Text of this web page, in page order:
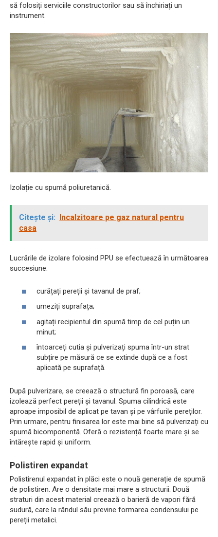
să folosiți serviciile constructorilor sau să închiriați un
instrument.
Izolație cu spumă poliuretanică.
Citește și: Incalzitoare pe gaz natural pentru
casa
Lucrările de izolare folosind PPU se efectuează în următoarea
succesiune:
curățați pereții și tavanul de praf;
umeziți suprafața;
agitați recipientul din spumă timp de cel puțin un
minut;
întoarceți cutia și pulverizați spuma într-un strat
subțire pe măsură ce se extinde după ce a fost
aplicată pe suprafață.
După pulverizare, se creează o structură fin poroasă, care
izolează perfect pereții și tavanul. Spuma cilindrică este
aproape imposibil de aplicat pe tavan și pe vârfurile pereților.
Prin urmare, pentru finisarea lor este mai bine să pulverizați cu
spumă bicomponentă. Oferă o rezistență foarte mare și se
întărește rapid și uniform.
Polistiren expandat
Polistirenul expandat în plăci este o nouă generație de spumă
de polistiren. Are o densitate mai mare a structurii. Două
straturi din acest material creează o barieră de vapori fără
sudură, care la rândul său previne formarea condensului pe
pereții metalici.